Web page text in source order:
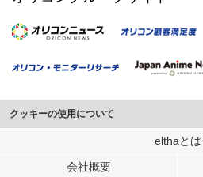
クッキーの使用について
このサイトでは Cookie を使用して、ユーザ
行っています。
elthaとは
会社概要